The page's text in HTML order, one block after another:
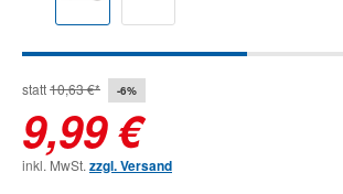
statt10,63 €* -6%
9,99 €
inkl. MwSt. zzgl. Versand